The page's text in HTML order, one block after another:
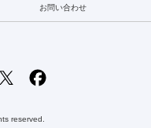
お問い合わせ
reserved.